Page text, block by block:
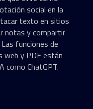
social en la
texto en sitios
notas y compartir
funciones de
web y PDF están
como ChatGPT.